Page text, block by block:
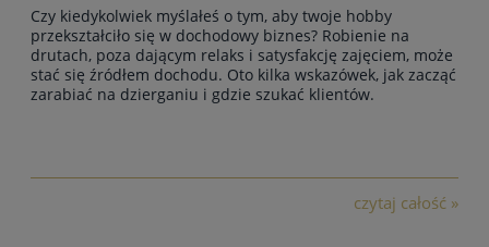
Czy kiedykolwiek myślałeś o tym, aby twoje hobby
przekształciło się w dochodowy biznes? Robienie na
drutach, poza dającym relaks i satysfakcję zajęciem, może
stać się źródłem dochodu. Oto kilka wskazówek, jak zacząć
zarabiać na dzierganiu i gdzie szukać klientów.
czytaj całość »